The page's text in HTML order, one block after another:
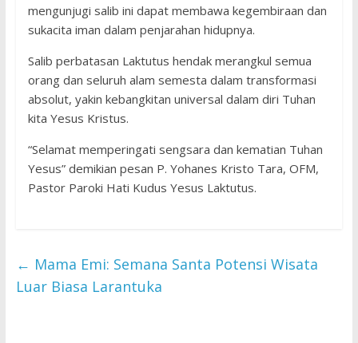
mengunjugi salib ini dapat membawa kegembiraan dan
sukacita iman dalam penjarahan hidupnya.
Salib perbatasan Laktutus hendak merangkul semua
orang dan seluruh alam semesta dalam transformasi
absolut, yakin kebangkitan universal dalam diri Tuhan
kita Yesus Kristus.
“Selamat memperingati sengsara dan kematian Tuhan
Yesus” demikian pesan P. Yohanes Kristo Tara, OFM,
Pastor Paroki Hati Kudus Yesus Laktutus.
← Mama Emi: Semana Santa Potensi Wisata
Luar Biasa Larantuka